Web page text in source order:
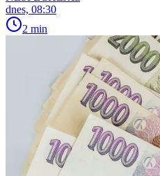
dnes, 08:30
2 min